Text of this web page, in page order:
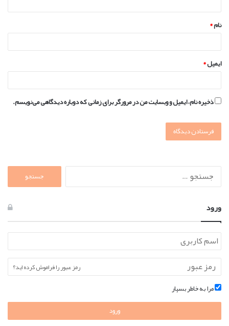
*
نام*
ایمیل*
ذخیره نام، ایمیل و وبسایت من در مرورگر برای زمانی که دوباره دیدگاهی می‌نویسم.
جستجو
ورود
رمز عبور را فراموش کرده اید؟
مرا به خاطر بسپار
ورود